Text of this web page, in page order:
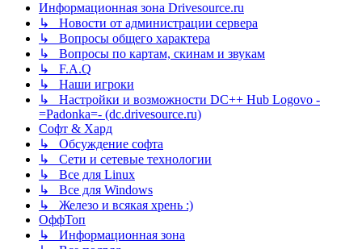
Информационная зона Drivesource.ru
↳ Новости от администрации сервера
↳ Вопросы общего характера
↳ Вопросы по картам, скинам и звукам
↳ F.A.Q
↳ Наши игроки
↳ Настройки и возможности DC++ Hub Logovo -
=Padonka=- (dc.drivesource.ru)
Софт & Хард
↳ Обсуждение софта
↳ Сети и сетевые технологии
↳ Все для Linux
↳ Все для Windows
↳ Железо и всякая хрень :)
ОффТоп
↳ Информационная зона